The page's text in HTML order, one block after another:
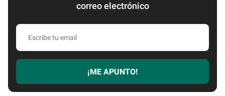
correo electrónico
Escribe
email
¡ME APUNTO!